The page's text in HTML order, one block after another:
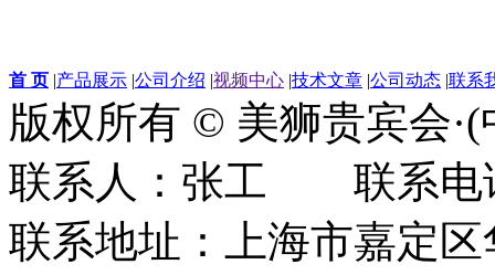
首 页 |产品展示 |公司介绍 |视频中心 |技术文章 |公司动态 |联系
版权所有 © 美狮贵宾会
联系人：张工 联系电
联系地址：上海市嘉定